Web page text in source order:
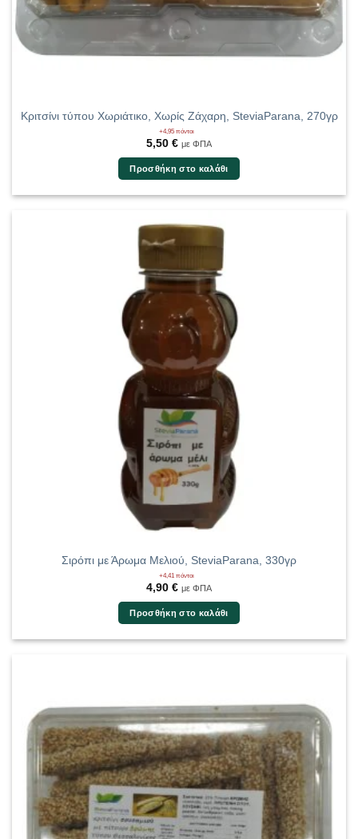
Κριτσίνι τύπου Χωριάτικο, Χωρίς Ζάχαρη, SteviaParana, 270γρ
+4,95 πόντοι
5,50 € με ΦΠΑ
Προσθήκη στο καλάθι
Σιρόπι με Άρωμα Μελιού, SteviaParana, 330γρ
+4,41 πόντοι
4,90 € με ΦΠΑ
Προσθήκη στο καλάθι